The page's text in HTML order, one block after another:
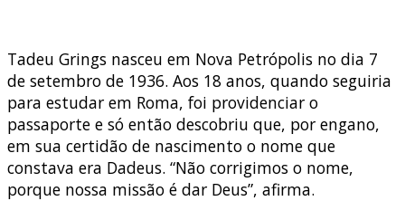
Tadeu Grings nasceu em Nova Petrópolis no dia 7
de setembro de 1936. Aos 18 anos, quando seguiria
para estudar em Roma, foi providenciar o
passaporte e só então descobriu que, por engano,
em sua certidão de nascimento o nome que
constava era Dadeus. “Não corrigimos o nome,
porque nossa missão é dar Deus”, afirma.